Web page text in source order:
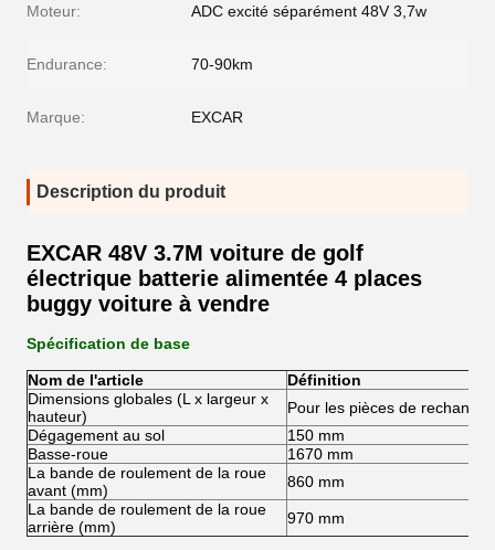
Moteur: ADC excité séparément 48V 3,7w
Endurance: 70-90km
Marque: EXCAR
Description du produit
EXCAR 48V 3.7M voiture de golf
électrique batterie alimentée 4 places
buggy voiture à vendre
Spécification de base
Nom de l'article
Définition
Dimensions globales (L x largeur x
hauteur)
Pour les pièces de rechange
Dégagement au sol
150 mm
Basse-roue
1670 mm
La bande de roulement de la roue
avant (mm)
860 mm
La bande de roulement de la roue
arrière (mm)
970 mm